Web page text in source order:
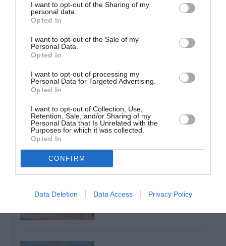
I want to opt-out of the Sharing of my
personal data.
Opted In
I want to opt-out of the Sale of my
Personal Data.
Opted In
I want to opt-out of processing my
Personal Data for Targeted Advertising.
Opted In
I want to opt-out of Collection, Use,
Retention, Sale, and/or Sharing of my
Personal Data that Is Unrelated with the
Purposes for which it was collected.
Opted In
CONFIRM
Data Deletion Data Access Privacy Policy
Manfou a commenté l'article :
Pyramides, croisières et mer Rouge : l’Égypte mise sur
une saison record malgré le contexte géopolitique
Low cost TAM Brazilian
LIRE AUSSI
L’AÉROPORT DE
LONDRES‑GATWICK
OBTIENT LE FEU VERT
DÉFINITIF...